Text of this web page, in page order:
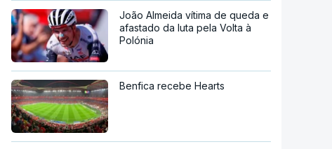
João Almeida vítima de queda e
afastado da luta pela Volta à
Polónia
Benfica recebe Hearts